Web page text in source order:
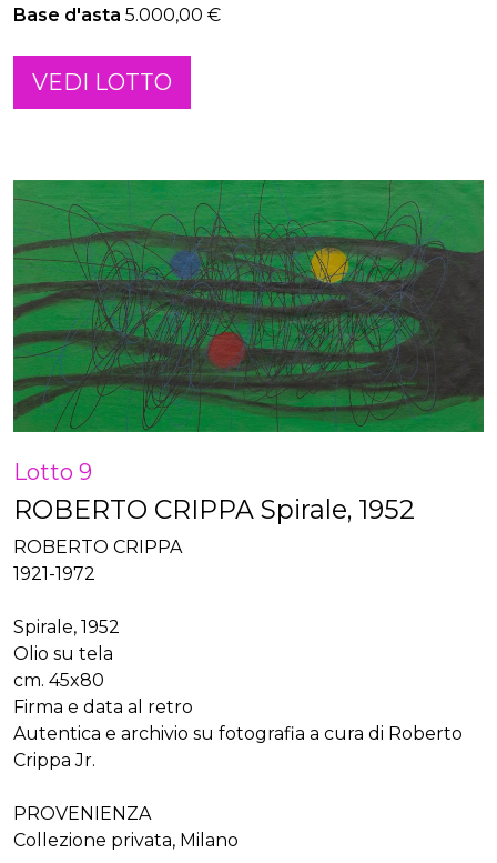
Base d'asta 5.000,00 €
VEDI LOTTO
Lotto 9
ROBERTO CRIPPA Spirale, 1952
ROBERTO CRIPPA
1921-1972
Spirale, 1952
Olio su tela
cm. 45x80
Firma e data al retro
Autentica e archivio su fotografia a cura di Roberto
Crippa Jr.
PROVENIENZA
Collezione privata, Milano